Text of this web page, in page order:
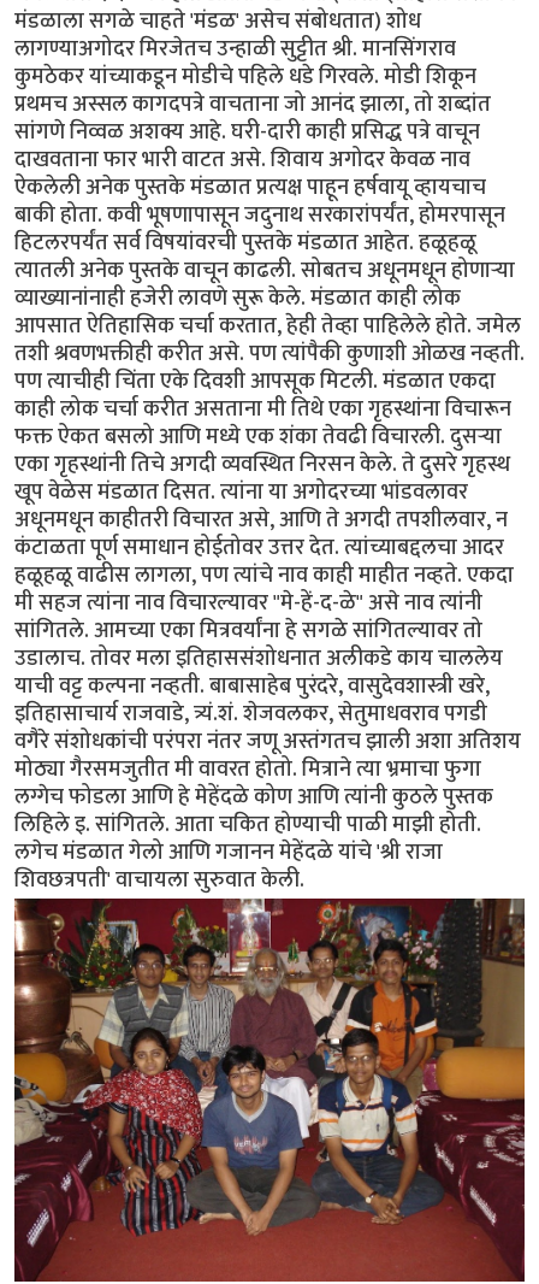
मंडळाला सगळे चाहते 'मंडळ' असेच संबोधतात) शोध
लागण्याअगोदर मिरजेतच उन्हाळी सुट्टीत श्री. मानसिंगराव
कुमठेकर यांच्याकडून मोडीचे पहिले धडे गिरवले. मोडी शिकून
प्रथमच अस्सल कागदपत्रे वाचताना जो आनंद झाला, तो शब्दांत
सांगणे निव्वळ अशक्य आहे. घरी-दारी काही प्रसिद्ध पत्रे वाचून
दाखवताना फार भारी वाटत असे. शिवाय अगोदर केवळ नाव
ऐकलेली अनेक पुस्तके मंडळात प्रत्यक्ष पाहून हर्षवायू व्हायचाच
बाकी होता. कवी भूषणापासून जदुनाथ सरकारांपर्यंत, होमरपासून
हिटलरपर्यंत सर्व विषयांवरची पुस्तके मंडळात आहेत. हळूहळू
त्यातली अनेक पुस्तके वाचून काढली. सोबतच अधूनमधून होणार्‍या
व्याख्यानांनाही हजेरी लावणे सुरू केले. मंडळात काही लोक
आपसात ऐतिहासिक चर्चा करतात, हेही तेव्हा पाहिलेले होते. जमेल
तशी श्रवणभक्तीही करीत असे. पण त्यांपैकी कुणाशी ओळख नव्हती.
पण त्याचीही चिंता एके दिवशी आपसूक मिटली. मंडळात एकदा
काही लोक चर्चा करीत असताना मी तिथे एका गृहस्थांना विचारून
फक्त ऐकत बसलो आणि मध्ये एक शंका तेवढी विचारली. दुसर्‍या
एका गृहस्थांनी तिचे अगदी व्यवस्थित निरसन केले. ते दुसरे गृहस्थ
खूप वेळेस मंडळात दिसत. त्यांना या अगोदरच्या भांडवलावर
अधूनमधून काहीतरी विचारत असे, आणि ते अगदी तपशीलवार, न
कंटाळता पूर्ण समाधान होईतोवर उत्तर देत. त्यांच्याबद्दलचा आदर
हळूहळू वाढीस लागला, पण त्यांचे नाव काही माहीत नव्हते. एकदा
मी सहज त्यांना नाव विचारल्यावर "मे-हें-द-ळे" असे नाव त्यांनी
सांगितले. आमच्या एका मित्रवर्यांना हे सगळे सांगितल्यावर तो
उडालाच. तोवर मला इतिहाससंशोधनात अलीकडे काय चाललेय
याची वट्ट कल्पना नव्हती. बाबासाहेब पुरंदरे, वासुदेवशास्त्री खरे,
इतिहासाचार्य राजवाडे, त्र्यं.शं. शेजवलकर, सेतुमाधवराव पगडी
वगैरे संशोधकांची परंपरा नंतर जणू अस्तंगतच झाली अशा अतिशय
मोठ्या गैरसमजुतीत मी वावरत होतो. मित्राने त्या भ्रमाचा फुगा
लग्गेच फोडला आणि हे मेहेंदळे कोण आणि त्यांनी कुठले पुस्तक
लिहिले इ. सांगितले. आता चकित होण्याची पाळी माझी होती.
लगेच मंडळात गेलो आणि गजानन मेहेंदळे यांचे 'श्री राजा
शिवछत्रपती' वाचायला सुरुवात केली.